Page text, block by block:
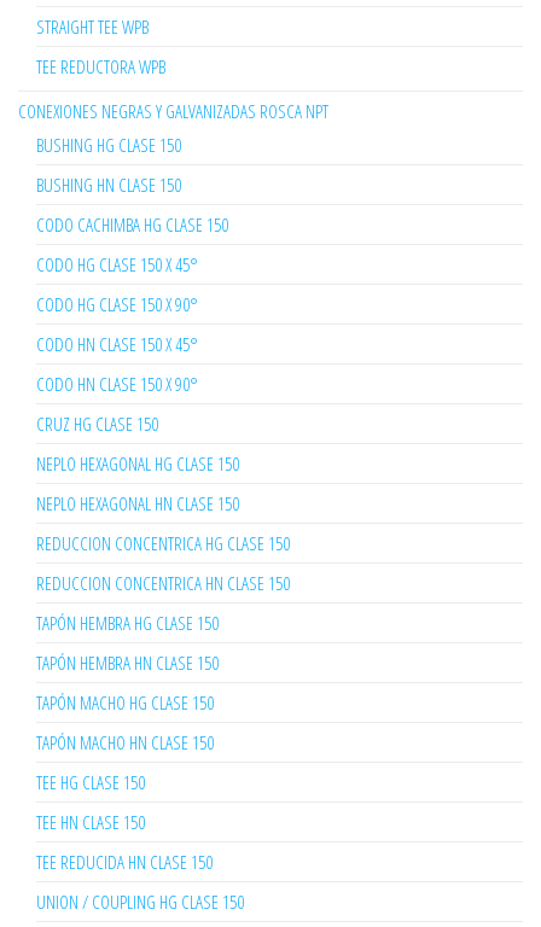
STRAIGHT TEE WPB
TEE REDUCTORA WPB
CONEXIONES NEGRAS Y GALVANIZADAS ROSCA NPT
BUSHING HG CLASE 150
BUSHING HN CLASE 150
CODO CACHIMBA HG CLASE 150
CODO HG CLASE 150 X 45°
CODO HG CLASE 150 X 90°
CODO HN CLASE 150 X 45°
CODO HN CLASE 150 X 90°
CRUZ HG CLASE 150
NEPLO HEXAGONAL HG CLASE 150
NEPLO HEXAGONAL HN CLASE 150
REDUCCION CONCENTRICA HG CLASE 150
REDUCCION CONCENTRICA HN CLASE 150
TAPÓN HEMBRA HG CLASE 150
TAPÓN HEMBRA HN CLASE 150
TAPÓN MACHO HG CLASE 150
TAPÓN MACHO HN CLASE 150
TEE HG CLASE 150
TEE HN CLASE 150
TEE REDUCIDA HN CLASE 150
UNION / COUPLING HG CLASE 150